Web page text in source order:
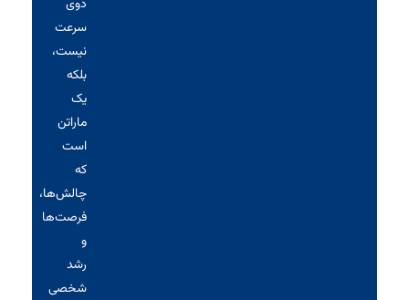
دوی
سرعت
نیست،
بلکه
یک
ماراتن
است
که
چالش‌ها،
فرصت‌ها
و
رشد
شخصی